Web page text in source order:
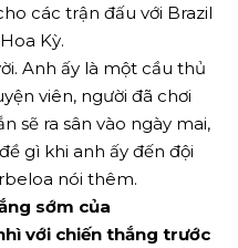
các trận đấu với Brazil
Kỳ.
Anh ấy là một cầu thủ
viên, người đã chơi
sẽ ra sân vào ngày mai,
gì khi anh ấy đến đội
nói thêm.
sớm của
với chiến thắng trước